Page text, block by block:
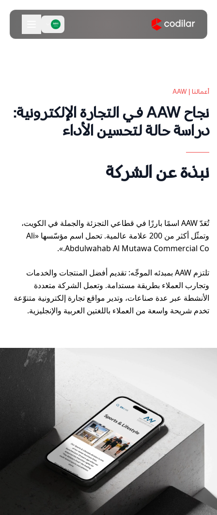
أعمالنا | AAW
نجاح AAW في التجارة الإلكترونية:
دراسة حالة لتحسين الأداء
نبذة عن الشركة
تُعَدّ AAW اسمًا بارزًا في قطاعي التجزئة والجملة في الكويت،
وتمثّل أكثر من 200 علامة عالمية. تحمل اسم مؤسّسها «Ali
Abdulwahab Al Mutawa Commercial Co.».
تلتزم AAW بمبدئه الموجِّه: تقديم أفضل المنتجات والخدمات
وتجارب العملاء بطريقة مستدامة. وتعمل الشركة متعددة
الأنشطة عبر عدة صناعات، وتدير مواقع تجارة إلكترونية متنوّعة
تخدم شريحة واسعة من العملاء باللغتين العربية والإنجليزية.